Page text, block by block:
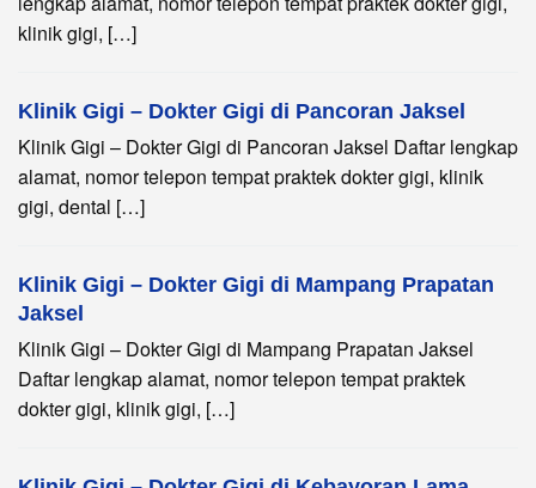
klinik gigi, […]
Klinik Gigi – Dokter Gigi di Pancoran Jaksel
Klinik Gigi – Dokter Gigi di Pancoran Jaksel Daftar lengkap
alamat, nomor telepon tempat praktek dokter gigi, klinik
gigi, dental […]
Klinik Gigi – Dokter Gigi di Mampang Prapatan
Jaksel
Klinik Gigi – Dokter Gigi di Mampang Prapatan Jaksel
Daftar lengkap alamat, nomor telepon tempat praktek
dokter gigi, klinik gigi, […]